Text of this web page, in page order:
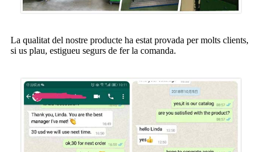
La qualitat del nostre producte ha estat provada per molts clients,
si us plau, estigueu segurs de fer la comanda.